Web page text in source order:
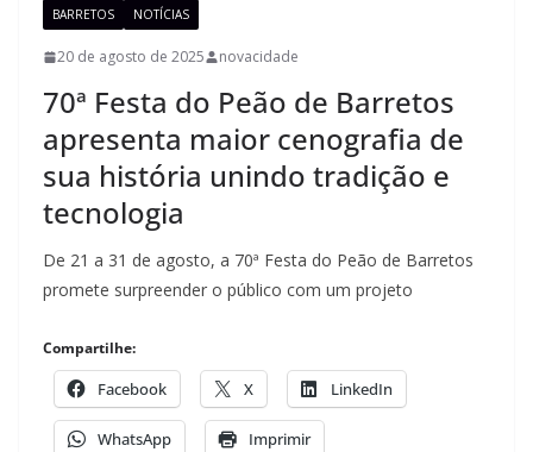
BARRETOS NOTÍCIAS
20 de agosto de 2025 novacidade
70ª Festa do Peão de Barretos
apresenta maior cenografia de
sua história unindo tradição e
tecnologia
De 21 a 31 de agosto, a 70ª Festa do Peão de Barretos
promete surpreender o público com um projeto
Compartilhe:
Facebook X LinkedIn
WhatsApp Imprimir